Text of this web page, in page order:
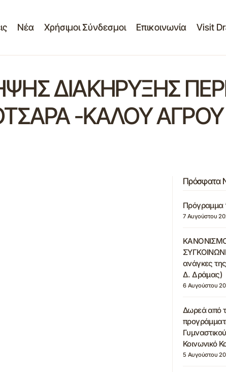
Νέα Χρήσιμοι Σύνδεσμοι Επικοινωνία Visit
ΔΙΑΚΗΡΥΞΗΣ
-ΚΑΛΟΥ ΑΓΡΟΥ
Πρόσφατα
Πρόγραμμα
7 Αυγούστου
ανάγκες
Δ. Δράμας)
6 Αυγούστου
Δωρεά από
Κοινωνικό
5 Αυγούστου